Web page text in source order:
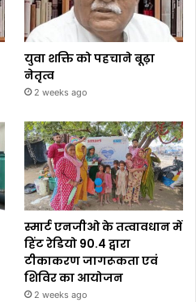
युवा शक्ति को पहचाने बूढ़ा
नेतृत्व
2 weeks ago
स्मार्ट एनजीओ के तत्वावधान में
हिंट रेडियो 90.4 द्वारा
टीकाकरण जागरूकता एवं
शिविर का आयोजन
2 weeks ago